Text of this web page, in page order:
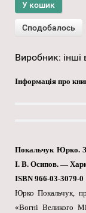
Виробник:
Інформація про
Покальчук Юрко.
I. В. Осипов. —
ISBN 966-03-3079-0
Юрко Покальчук,
«Вогні Великого